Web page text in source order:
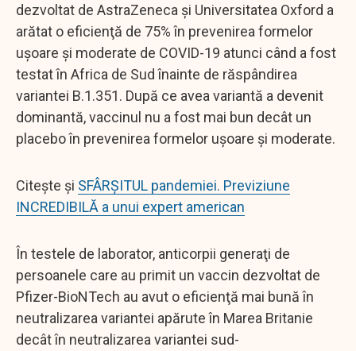
dezvoltat de AstraZeneca şi Universitatea Oxford a
arătat o eficienţă de 75% în prevenirea formelor
uşoare şi moderate de COVID-19 atunci când a fost
testat în Africa de Sud înainte de răspândirea
variantei B.1.351. După ce avea variantă a devenit
dominantă, vaccinul nu a fost mai bun decât un
placebo în prevenirea formelor uşoare şi moderate.
Citește și SFÂRȘITUL pandemiei. Previziune
INCREDIBILĂ a unui expert american
În testele de laborator, anticorpii generaţi de
persoanele care au primit un vaccin dezvoltat de
Pfizer-BioNTech au avut o eficienţă mai bună în
neutralizarea variantei apărute în Marea Britanie
decât în neutralizarea variantei sud-